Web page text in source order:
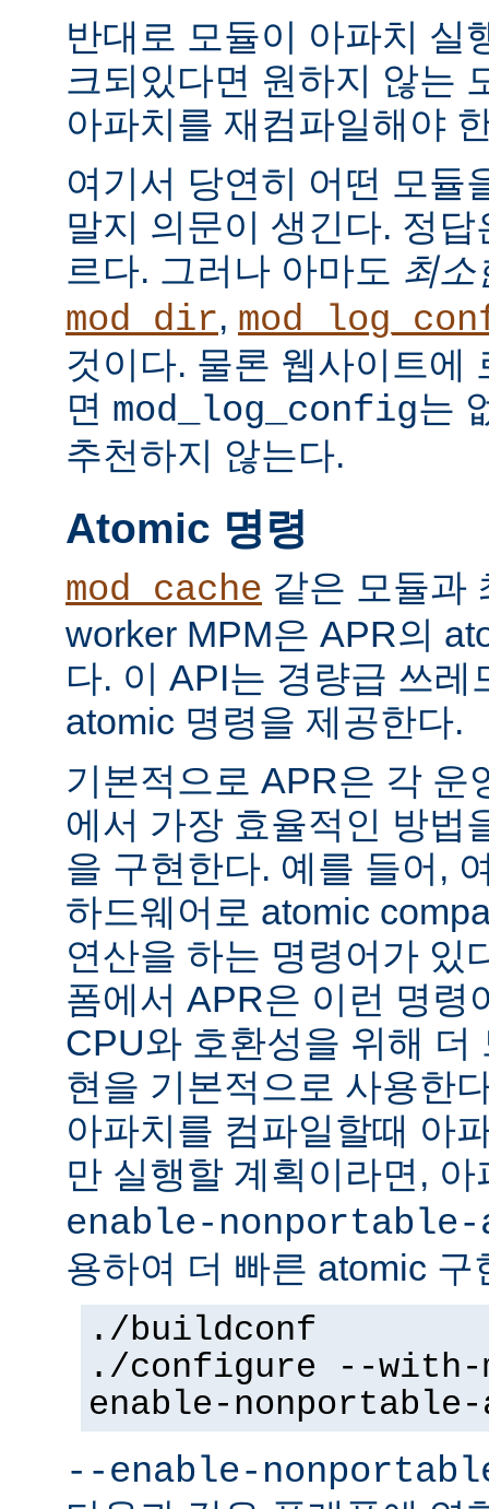
반대로 모듈이 아파치 실
크되있다면 원하지 않는
아파치를 재컴파일해야
여기서 당연히 어떤 모듈
말지 의문이 생긴다. 정
르다. 그러나 아마도 최소
mod_dir,
것이다. 물론 웹사이트에
면 mod_log_config는
추천하지 않는다.
Atomic 명령
mod_cache 같은 모듈과
worker MPM은 APR의
다. 이 API는 경량급 쓰레
atomic 명령을 제공한다.
기본적으로 APR은 각 운
에서 가장 효율적인 방법
을 구현한다. 예를 들어,
하드웨어로 atomic
연산을 하는 명령어가 있
폼에서 APR은 이런 명령
CPU와 호환성을 위해 더
현을 기본적으로 사용한
아파치를 컴파일할때 아
만 실행할 계획이라면,
enable-nonportable-
용하여 더 빠른 atomic
./buildconf
./configure --with-
enable-nonportable-
--enable-